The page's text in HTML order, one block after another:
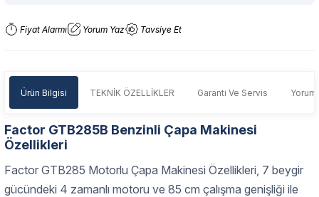
Fiyat Alarmı Yorum Yaz Tavsiye Et
Ürün Bilgisi TEKNİK ÖZELLİKLER Garanti Ve Servis
Factor GTB285B Benzinli Çapa Makinesi
Özellikleri
Factor GTB285 Motorlu Çapa Makinesi Özellikleri, 7 beygir
gücündeki 4 zamanlı motoru ve 85 cm çalışma genişliği ile